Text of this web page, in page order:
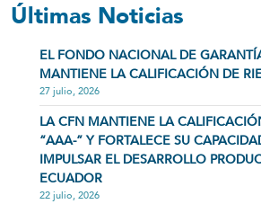
Últimas Noticias
EL FONDO NACIONAL DE
MANTIENE LA CALIFICACIÓN DE
27 julio, 2026
LA CFN MANTIENE LA
“AAA-” Y FORTALECE SU
IMPULSAR EL DESARROLLO
ECUADOR
22 julio, 2026